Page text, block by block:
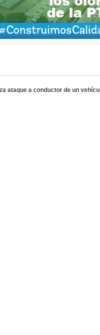
ataque a conductor de un